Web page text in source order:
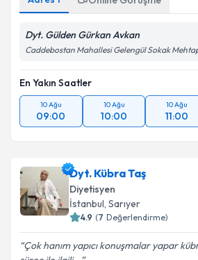
Adres 1 Online Görüşme
Dyt. Gülden Gürkan Avkan
Caddebostan Mahallesi Gelengül Sokak Mehtap
En Yakın Saatler
10 Ağu
09:00
10 Ağu
10:00
10 Ağu
11:00
Dyt. Kübra Taş
Diyetisyen
İstanbul, Sarıyer
( Değerlendirme)
Çok hanım yapıcı konuşmalar yapar